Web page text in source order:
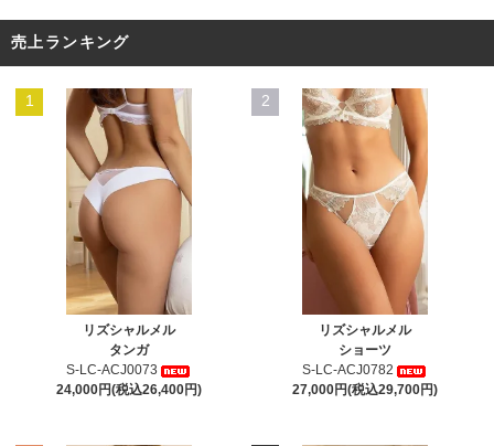
売上ランキング
1
リズシャルメル
タンガ
S-LC-ACJ0073
24,000円(税込26,400円)
2
リズシャルメル
ショーツ
S-LC-ACJ0782
27,000円(税込29,700円)